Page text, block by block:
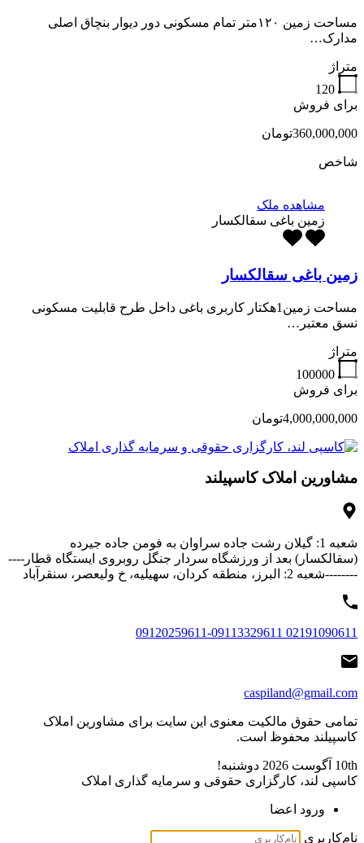
مساحت زمین ۱۲۰متر تمام مسکونی دور دیوار بنچاق اصلی
مدارک…
متراژ
120
برای فروش
360,000,000تومان
شاخص
مشاهده ملک
زمین باغی سقالکسار
زمین باغی سقالکسار
مساحت زمین1هکتار کاربری باغی داخل طرح قابلیت مسکونی
نسق معتبر…
متراژ
100000
برای فروش
4,000,000,000تومان
مشاورین املاک کاسپیلند
شعبه 1: گیلان رشت جاده سراوان به فومن جاده جیرده
(سقالکسار) بعد از ورزشگاه سردار جنگل روبروی ایستگاه قطار----
--------شعبه 2: البرز، منطقه کردان، سهیلیه، خ ولیعصر، سنقرآباد
02191090611 09120259611-09113329611
caspiland@gmail.com
تمامی حقوق مالکیت معنوی این ‌سایت برای مشاورین املاک
کاسپیلند محفوظ است.
10th آگوست 2026
دوشنبه!
کاسپی لند، کارگزاری حقوقی و سرمایه گذاری املاک
ورود اعضا
نام‌کاربری